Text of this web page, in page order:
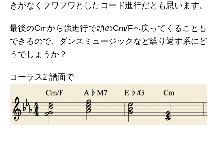
きがなくフワフワとしたコード進行だとも思います。
最後のCmから強進行で頭のCm/Fへ戻ってくることも
できるので、ダンスミュージックなど繰り返す系にど
うでしょうか？
コーラス2 譜面で